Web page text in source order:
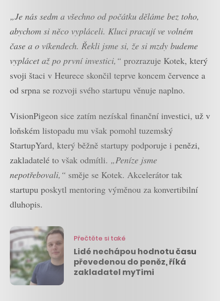
„Je nás sedm a všechno od počátku děláme bez toho,
abychom si něco vypláceli. Kluci pracují ve volném
čase a o víkendech. Řekli jsme si, že si mzdy budeme
vyplácet až po první investici,“ prozrazuje Kotek, který
svoji štaci v Heurece skončil teprve koncem července a
od srpna se rozvoji svého startupu věnuje naplno.
VisionPigeon sice zatím nezískal finanční investici, už v
loňském listopadu mu však pomohl tuzemský
StartupYard, který běžně startupy podporuje i penězi,
zakladatelé to však odmítli. „Peníze jsme
nepotřebovali,“ směje se Kotek. Akcelerátor tak
startupu poskytl mentoring výměnou za konvertibilní
dluhopis.
Přečtěte si také
Lidé nechápou hodnotu času
převedenou do peněz, říká
zakladatel myTimi